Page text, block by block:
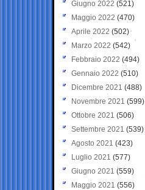
Giugno 2022 (521)
Maggio 2022 (470)
Aprile 2022 (502)
Marzo 2022 (542)
Febbraio 2022 (494)
Gennaio 2022 (510)
Dicembre 2021 (488)
Novembre 2021 (599)
Ottobre 2021 (506)
Settembre 2021 (539)
Agosto 2021 (423)
Luglio 2021 (577)
Giugno 2021(559)
Maggio 2021 (556)